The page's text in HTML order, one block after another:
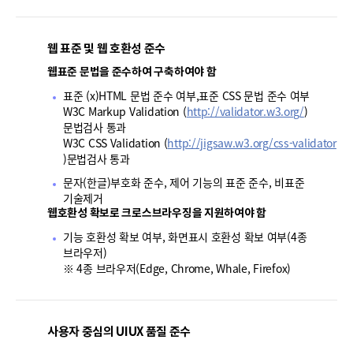
웹 표준 및 웹 호환성 준수
웹표준 문법을 준수하여 구축하여야 함
표준 (x)HTML 문법 준수 여부,표준 CSS 문법 준수 여부
W3C Markup Validation (http://validator.w3.org/)
문법검사 통과
W3C CSS Validation (http://jigsaw.w3.org/css-validator
)문법검사 통과
문자(한글)부호화 준수, 제어 기능의 표준 준수, 비표준
기술제거
웹호환성 확보로 크로스브라우징을 지원하여야 함
기능 호환성 확보 여부, 화면표시 호환성 확보 여부(4종
브라우저)
※ 4종 브라우저(Edge, Chrome, Whale, Firefox)
사용자 중심의 UIUX 품질 준수